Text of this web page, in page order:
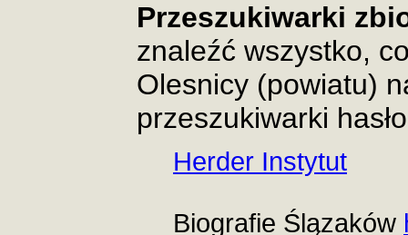
Przeszukiwarki
znaleźć wszystko,
Olesnicy (powiatu)
przeszukiwarki
Herder Instytut
Biografie Ślązaków